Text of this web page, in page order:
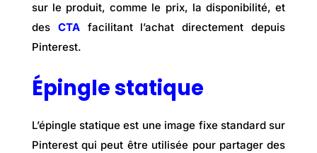
sur le produit, comme le prix, la disponibilité, et
des CTAfacilitant l’achat directement depuis
Pinterest.
Épingle statique
L’épingle statique est une image fixe standard sur
Pinterest qui peut être utilisée pour partager des